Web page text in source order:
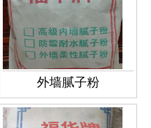
外墙腻子粉